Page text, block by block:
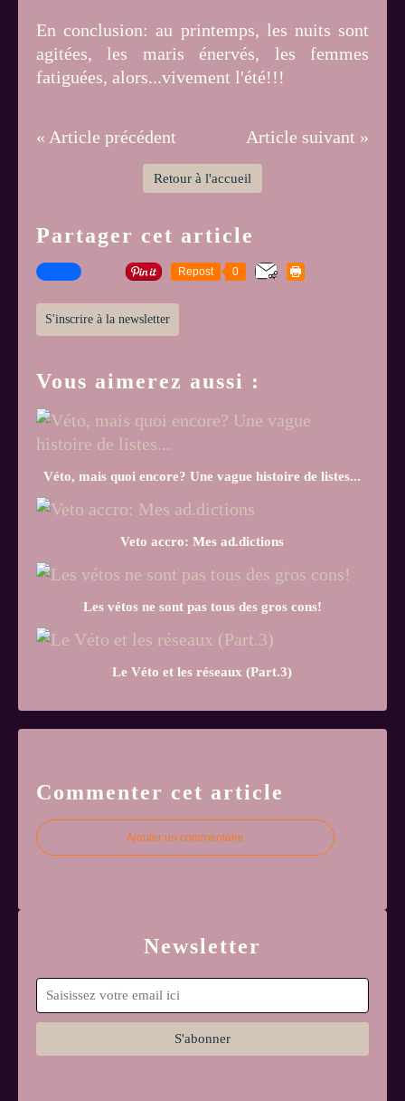
En conclusion: au printemps, les nuits sont
agitées, les maris énervés, les femmes
fatiguées, alors...vivement l'été!!!
« Article précédent Article suivant »
Retour à l'accueil
Partager cet article
Repost 0
S'inscrire à la newsletter
Vous aimerez aussi :
Véto, mais quoi encore? Une vague histoire de listes...
Veto accro: Mes ad.dictions
Les vétos ne sont pas tous des gros cons!
Le Véto et les réseaux (Part.3)
Commenter cet article
Ajouter un commentaire
Newsletter